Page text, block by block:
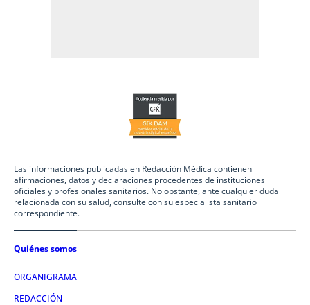
Las informaciones publicadas en Redacción Médica contienen
afirmaciones, datos y declaraciones procedentes de instituciones
oficiales y profesionales sanitarios. No obstante, ante cualquier duda
relacionada con su salud, consulte con su especialista sanitario
correspondiente.
Quiénes somos
ORGANIGRAMA
REDACCIÓN